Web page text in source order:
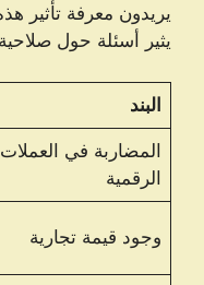
يريدون معرفة تأثير
يثير أسئلة حول
البند
المضاربة في العملات
الرقمية
وجود قيمة تجارية